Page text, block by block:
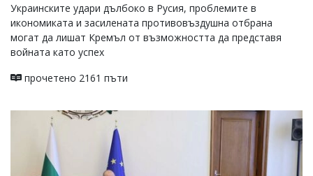
Украинските удари дълбоко в Русия, проблемите в
икономиката и засилената противовъздушна отбрана
могат да лишат Кремъл от възможността да представя
войната като успех
прочетено 2161 пъти